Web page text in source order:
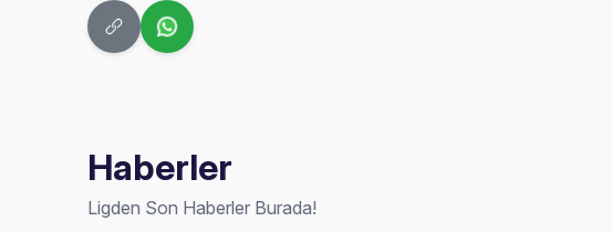
Haberler
Ligden Son Haberler Burada!